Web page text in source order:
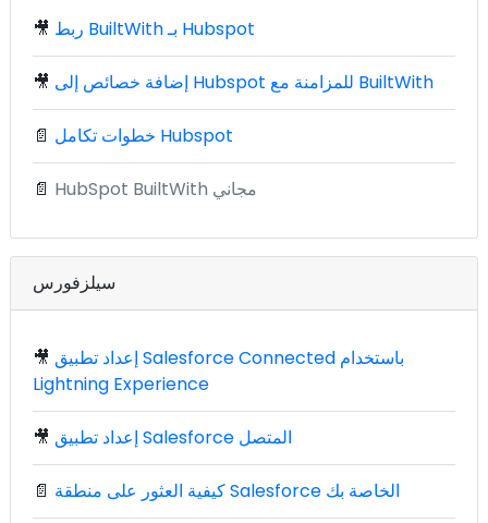
🎥 ربط BuiltWith بـ Hubspot
🎥 إضافة خصائص إلى Hubspot للمزامنة مع BuiltWith
📄 خطوات تكامل Hubspot
📄 HubSpot BuiltWith مجاني
سيلزفورس
🎥 إعداد تطبيق Salesforce Connected باستخدام
Lightning Experience
🎥 إعداد تطبيق Salesforce المتصل
📄 كيفية العثور على منطقة Salesforce الخاصة بك